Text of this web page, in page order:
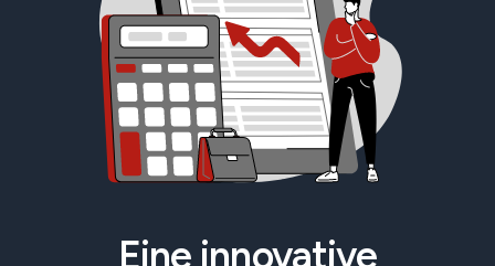
Eine innovative